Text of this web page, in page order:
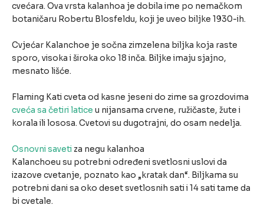
cvećara. Ova vrsta kalanhoa je dobila ime po nemačkom
botaničaru Robertu Blosfeldu, koji je uveo biljke 1930-ih.
Cvjećar Kalanchoe je sočna zimzelena biljka koja raste
sporo, visoka i široka oko 18 inča. Biljke imaju sjajno,
mesnato lišće.
Flaming Kati cveta od kasne jeseni do zime sa grozdovima
cveća sa četiri latice u nijansama crvene, ružičaste, žute i
korala ili lososa. Cvetovi su dugotrajni, do osam nedelja.
Osnovni saveti za negu kalanhoa
Kalanchoeu su potrebni određeni svetlosni uslovi da
izazove cvetanje, poznato kao „kratak dan“. Biljkama su
potrebni dani sa oko deset svetlosnih sati i 14 sati tame da
bi cvetale.